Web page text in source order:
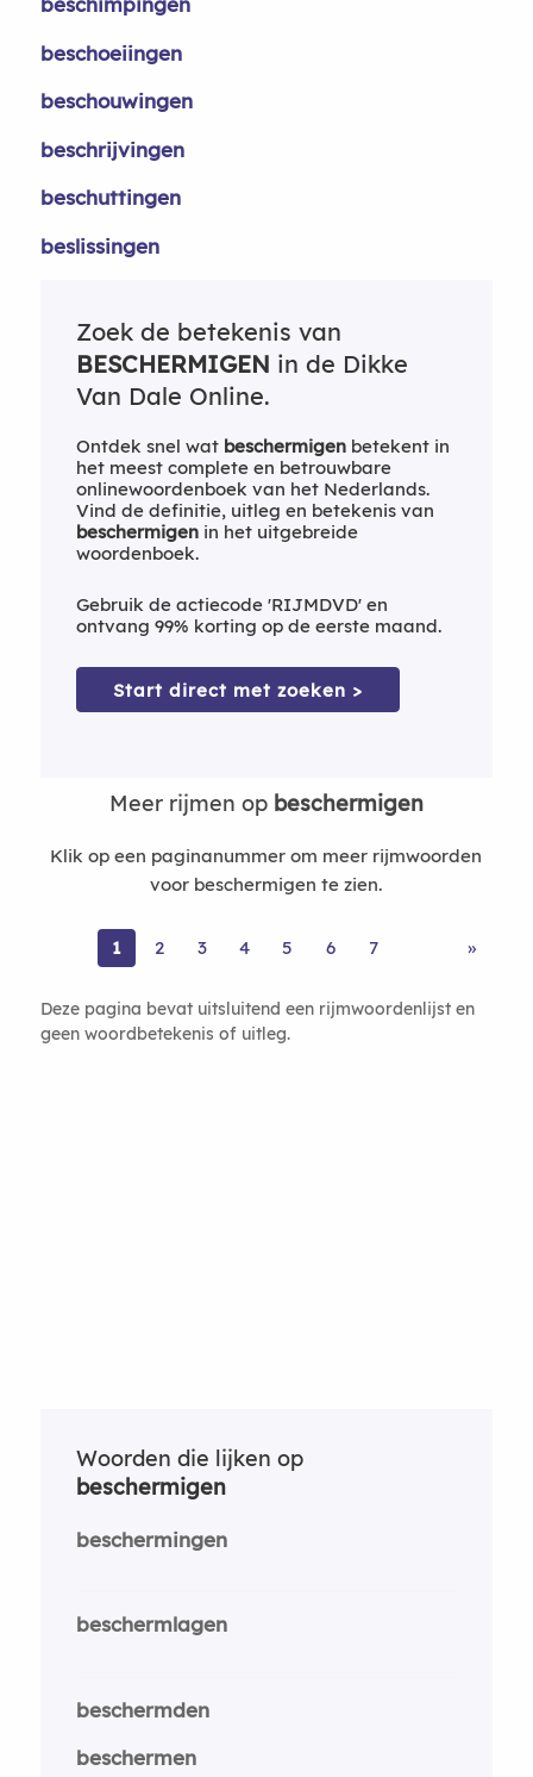
beschoeiingen
beschouwingen
beschrijvingen
beschuttingen
beslissingen
Zoek de betekenis van
BESCHERMIGEN in de Dikke
Van Dale Online.
Ontdek snel wat beschermigenbetekent in
het meest complete en betrouwbare
onlinewoordenboek van het Nederlands.
Vind de definitie, uitleg en betekenis van
beschermigenin het uitgebreide
woordenboek.
Gebruik de actiecode 'RIJMDVD' en
ontvang 99% korting op de eerste maand.
Start direct met zoeken >
Meer rijmen op beschermigen
Klik op een paginanummer om meer rijmwoorden
voor beschermigen te zien.
1 2 3 4 5 6 7 »
Deze pagina bevat uitsluitend een rijmwoordenlijst en
geen woordbetekenis of uitleg.
Woorden die lijken op
beschermigen
beschermingen
beschermlagen
beschermden
beschermen